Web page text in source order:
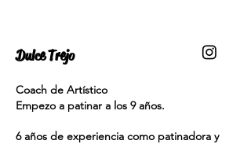
Dulce Trejo
Coach de Artístico
Empezo a patinar a los 9 años.
6 años de experiencia como patinadora y